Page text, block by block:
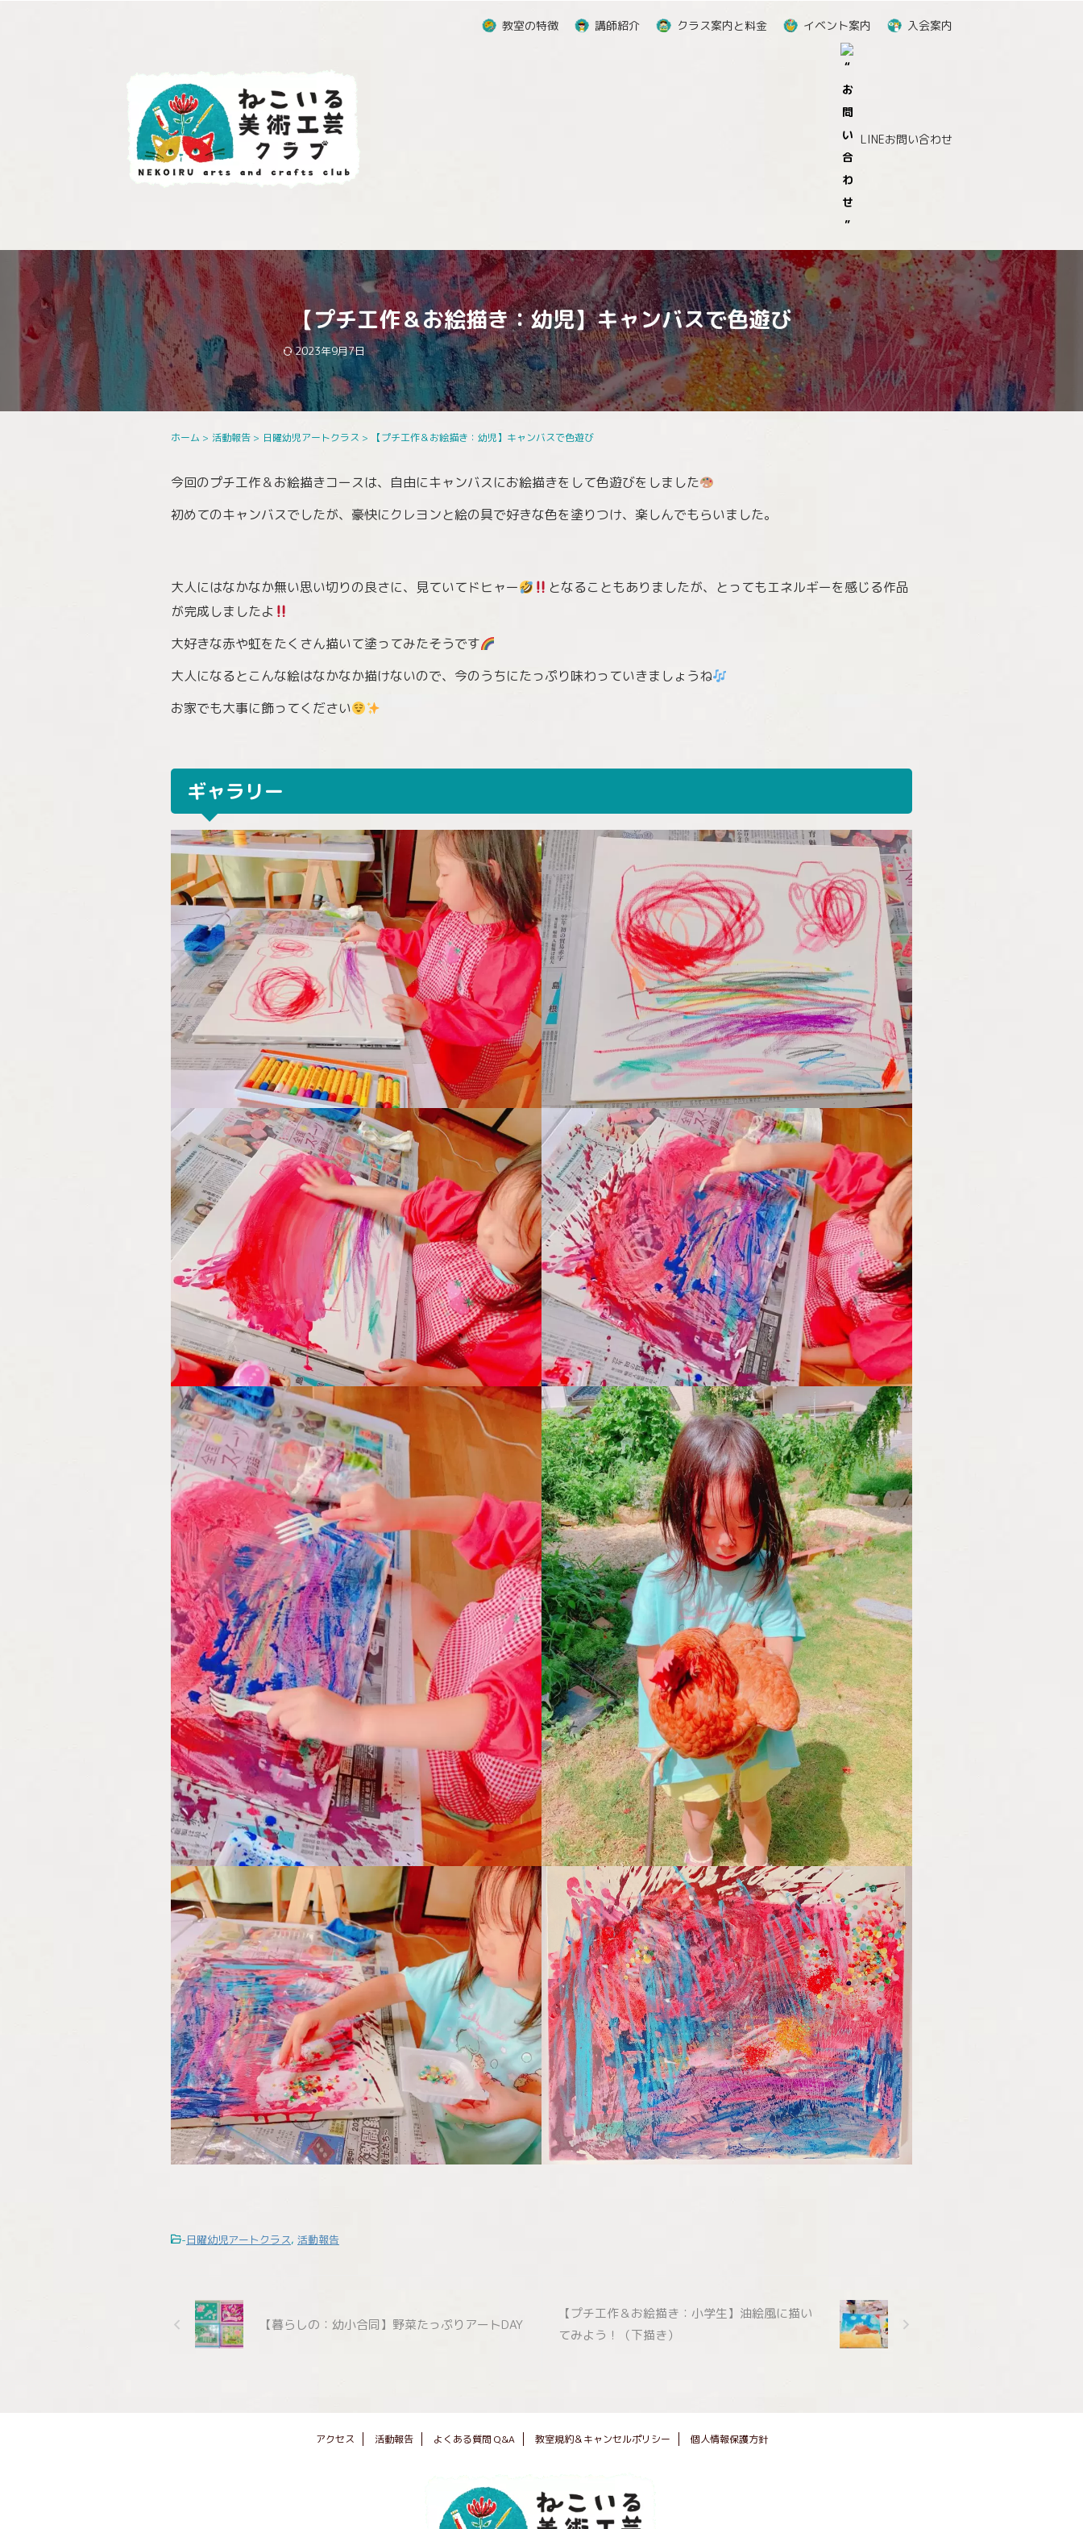
教室の特徴 講師紹介 クラス案内と料金 イベント案内 入会案内
LINEお問い合わせ
【プチ工作＆お絵描き：幼児】キャンバスで色遊び
2023年9月7日
ホーム > 活動報告 > 日曜幼児アートクラス > 【プチ工作＆お絵描き：幼児】キャンバスで色遊び
今回のプチ工作＆お絵描きコースは、自由にキャンバスにお絵描きをして色遊びをしました
初めてのキャンバスでしたが、豪快にクレヨンと絵の具で好きな色を塗りつけ、楽しんでもらいました。
大人にはなかなか無い思い切りの良さに、見ていてドヒャー
となることもありましたが、とってもエネルギーを感じる作品
が完成しましたよ
大好きな赤や虹をたくさん描いて塗ってみたそうです
大人になるとこんな絵はなかなか描けないので、今のうちにたっぷり味わっていきましょうね
お家でも大事に飾ってください
ギャラリー
-日曜幼児アートクラス, 活動報告
【暮らしの：幼小合同】野菜たっぷりアートDAY
【プチ工作＆お絵描き：小学生】油絵風に描い
てみよう！（下描き）
アクセス 活動報告 よくある質問 Q&A 教室規約＆キャンセルポリシー 個人情報保護方針